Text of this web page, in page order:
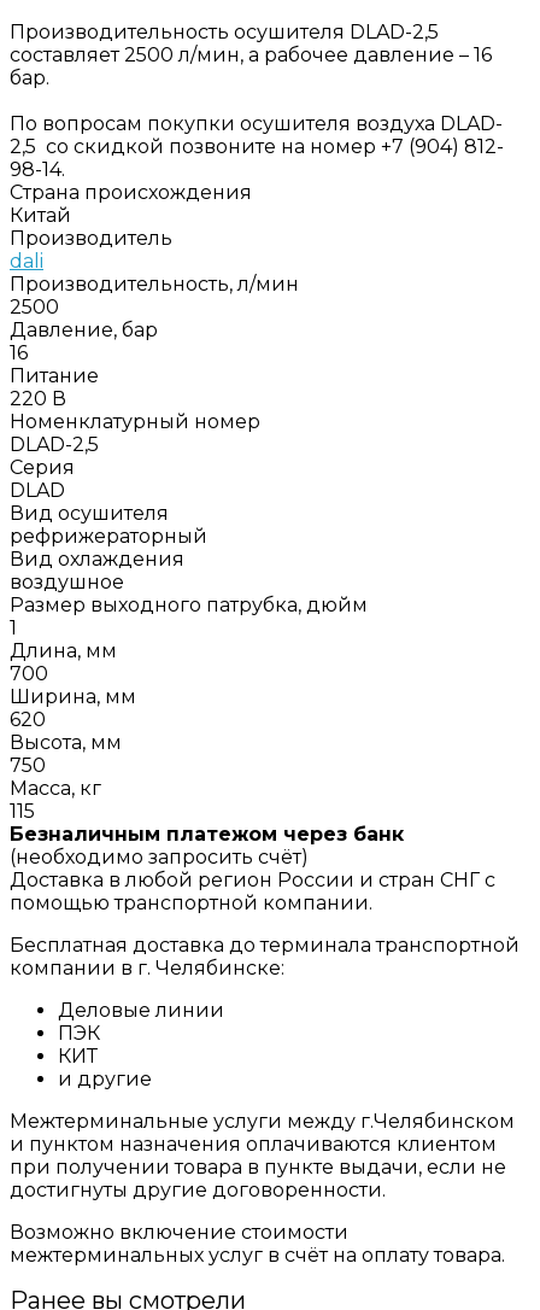
Производительность осушителя DLAD-2,5
составляет 2500 л/мин, а рабочее давление – 16
бар.
По вопросам покупки осушителя воздуха DLAD-
2,5 со скидкой позвоните на номер +7 (904) 812-
98-14.
Страна происхождения
Китай
Производитель
dali
Производительность, л/мин
2500
Давление, бар
16
Питание
220 В
Номенклатурный номер
DLAD-2,5
Серия
DLAD
Вид осушителя
рефрижераторный
Вид охлаждения
воздушное
Размер выходного патрубка, дюйм
1
Длина, мм
700
Ширина, мм
620
Высота, мм
750
Масса, кг
115
Безналичным платежом через банк
(необходимо запросить счёт)
Доставка в любой регион России и стран СНГ с
помощью транспортной компании.
Бесплатная доставка до терминала транспортной
компании в г. Челябинске:
Деловые линии
ПЭК
КИТ
и другие
Межтерминальные услуги между г.Челябинском
и пунктом назначения оплачиваются клиентом
при получении товара в пункте выдачи, если не
достигнуты другие договоренности.
Возможно включение стоимости
межтерминальных услуг в счёт на оплату товара.
Ранее вы смотрели